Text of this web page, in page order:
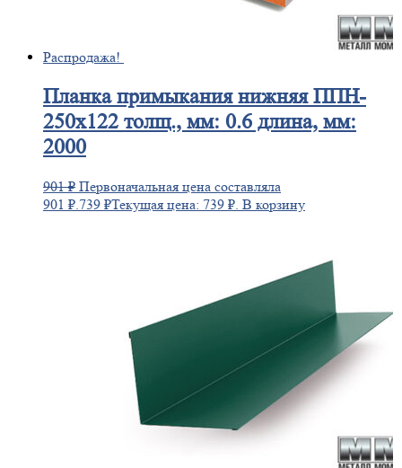
Распродажа!
Планкапримыкания нижняя ППН-
250х122 толщ., мм: 0.6 длина, мм:
2000
901₽ Первоначальная цена составляла
901 ₽.739 ₽Текущая цена: 739 ₽. В корзину